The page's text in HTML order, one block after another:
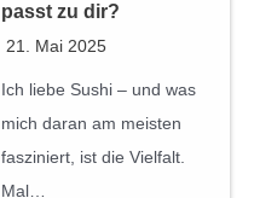
passt zu dir?
21. Mai 2025
Ich liebe Sushi – und was
mich daran am meisten
fasziniert, ist die Vielfalt.
Mal…